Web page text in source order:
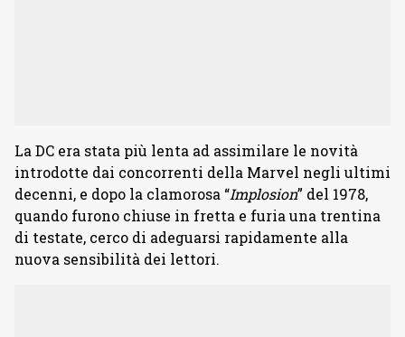
La DC era stata più lenta ad assimilare le novità
introdotte dai concorrenti della Marvel negli ultimi
decenni, e dopo la clamorosa “Implosion” del 1978,
quando furono chiuse in fretta e furia una trentina
di testate, cerco di adeguarsi rapidamente alla
nuova sensibilità dei lettori.